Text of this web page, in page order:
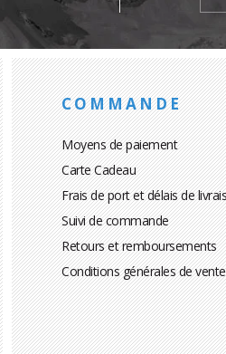
COMMANDE
Moyens de paiement
Carte Cadeau
Frais de port et délais de
Suivi de commande
Retours et remboursements
Conditions générales de vente